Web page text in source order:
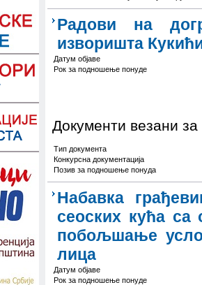
Радови на
изворишта
Датум објаве
Рок за подношење понуде
Документи везани за
Тип документа
Конкурсна документација
Позив за подношење понуда
Набавка
сеоских кућа
побољшање
лица
Датум објаве
Рок за подношење понуде